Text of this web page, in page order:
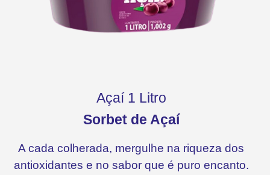
Açaí 1 Litro
Sorbet de Açaí
A cada colherada, mergulhe na riqueza dos
antioxidantes e no sabor que é puro encanto.